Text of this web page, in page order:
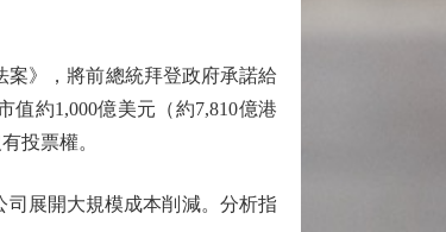
》，將前總統拜登政府承諾給
約1,000億美元（約7,810億港
投票權。
展開大規模成本削減。分析指